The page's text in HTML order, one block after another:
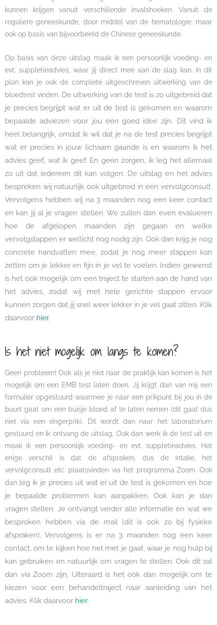
kunnen krijgen vanuit verschillende invalshoeken. Vanuit de
reguliere geneeskunde, door middel van de hematologie, maar
ook op basis van bijvoorbeeld de Chinese geneeskunde.
Op basis van deze uitslag maak ik een persoonlijk voeding- en
evt. suppletieadvies, waar jij direct mee aan de slag kan. In dit
plan kan je ook de complete uitgeschreven uitwerking van de
bloedtest vinden. De uitwerking van de test is zo uitgebreid dat
je precies begrijpt wat er uit de test is gekomen en waarom
bepaalde adviezen voor jou een goed idee zijn. Dit vind ik
heel belangrijk, omdat ik wil dat je na de test precies begrijpt
wat er precies in jouw lichaam gaande is en waarom ik het
advies geef, wat ik geef. En geen zorgen, ik leg het allemaal
zo uit dat iedereen dit kan volgen. De uitslag en het advies
bespreken wij natuurlijk ook uitgebreid in een vervolgconsult.
Vervolgens hebben wij na 3 maanden nog een keer contact
en kan jij al je vragen stellen. We zullen dan even evalueren
hoe de afgelopen maanden zijn gegaan en welke
vervolgstappen er wellicht nog nodig zijn. Ook dan krijg je nog
concrete handvatten mee, zodat je nog meer stappen kan
zetten om je lekker en fijn in je vel te voelen. Indien gewenst
is het ook mogelijk om een traject te starten aan de hand van
het advies, zodat wij met hele gerichte stappen ervoor
kunnen zorgen dat jij snel weer lekker in je vel gaat zitten. Klik
daarvoor hier.
Is het niet mogelijk om langs te komen?
Geen probleem! Ook als je niet naar de praktijk kan komen is het
mogelijk om een EMB test laten doen. Jij krijgt dan van mij een
formulier opgestuurd waarmee je naar een prikpunt bij jou in de
buurt gaat om een buisje bloed af te laten nemen (dit gaat dus
niet via een vingerprik). Dit wordt dan naar het laboratorium
gestuurd en ik ontvang de uitslag. Ook dan werk ik de test uit en
maak ik een persoonlijk voeding- en evt. suppletieadvies. Het
enige verschil is dat de afspraken, dus de intake, het
vervolgconsult etc. plaatsvinden via het programma Zoom. Ook
dan leg ik je precies uit wat er uit de test is gekomen en hoe
je bepaalde problemen kan aanpakken. Ook kan je dan
vragen stellen. Je ontvangt verder alle informatie en wat we
besproken hebben via de mail (dit is ook zo bij fysieke
afspraken). Vervolgens is er na 3 maanden nog een keer
contact, om te kijken hoe het met je gaat, waar je nog hulp bij
kan gebruiken en natuurlijk om vragen te stellen. Ook dit zal
dan via Zoom zijn. Uiteraard is het ook dan mogelijk om te
kiezen voor een behandeltraject naar aanleiding van het
advies. Klik daarvoor hier.